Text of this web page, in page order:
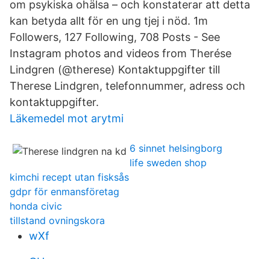
om psykiska ohälsa – och konstaterar att detta
kan betyda allt för en ung tjej i nöd. 1m
Followers, 127 Following, 708 Posts - See
Instagram photos and videos from Therése
Lindgren (@therese) Kontaktuppgifter till
Therese Lindgren, telefonnummer, adress och
kontaktuppgifter.
Läkemedel mot arytmi
6 sinnet helsingborg
life sweden shop
kimchi recept utan fisksås
gdpr för enmansföretag
honda civic
tillstand ovningskora
wXf